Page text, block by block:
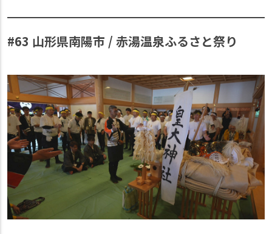
#63 山形県南陽市 / 赤湯温泉ふるさと祭り